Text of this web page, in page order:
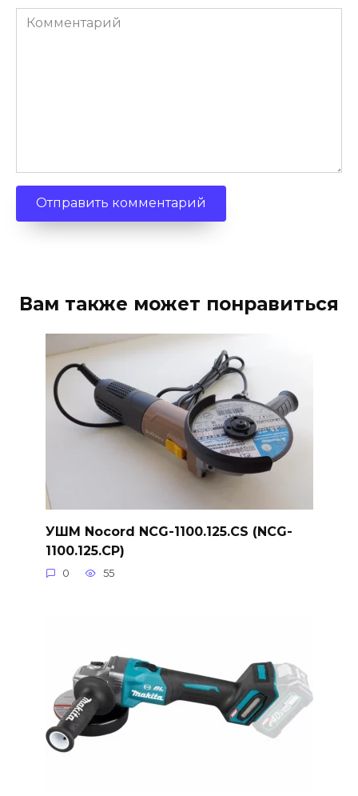
Комментарий
Вам также может понравиться
УШМ Nocord NCG-1100.125.CS (NCG-
1100.125.CP)
0 55